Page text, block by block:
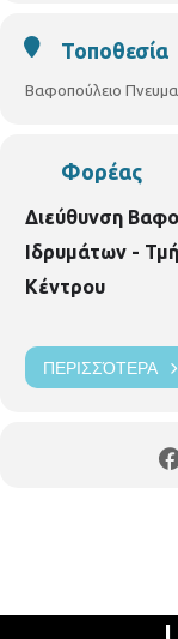
Τοποθεσία
Βαφοπούλειο
Φορέας
Διεύθυνση
Ιδρυμάτων -
Κέντρου
ΠΕΡΙΣΣΌΤΕΡΑ